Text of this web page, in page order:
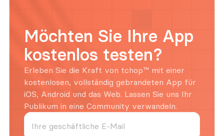
Möchten Sie Ihre App
kostenlos testen?
Erleben Sie die Kraft von tchop™ mit einer
kostenlosen, vollständig gebrandeten App für
iOS, Android und das Web. Lassen Sie uns Ihr
Publikum in eine Community verwandeln.